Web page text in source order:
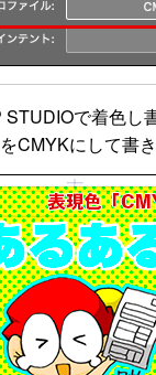
で着色
CMYKにして書